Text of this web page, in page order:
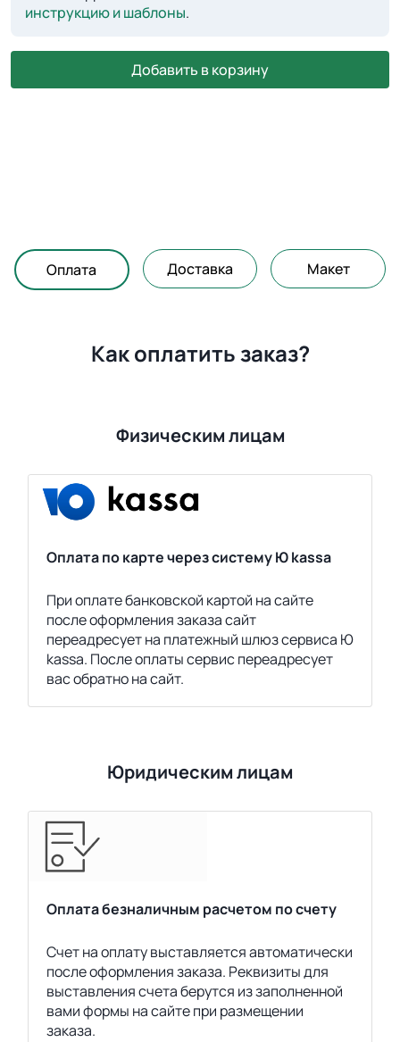
инструкцию и шаблоны.
Добавить в корзину
Оплата Доставка Макет
Как оплатить заказ?
Физическим лицам
Оплата по карте через систему Ю kassa
При оплате банковской картой на сайте
после оформления заказа сайт
переадресует на платежный шлюз сервиса Ю
kassa. После оплаты сервис переадресует
вас обратно на сайт.
Юридическим лицам
Оплата безналичным расчетом по счету
Счет на оплату выставляется автоматически
после оформления заказа. Реквизиты для
выставления счета берутся из заполненной
вами формы на сайте при размещении
заказа.